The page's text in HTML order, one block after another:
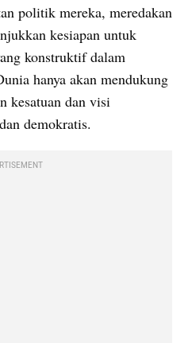
politik mereka, meredakan
kesiapan untuk
konstruktif dalam
hanya akan mendukung
kesatuan dan visi
demokratis.